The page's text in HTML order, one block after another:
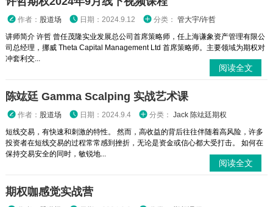
作者： 股道场 日期：2024.9.12 分类： 管大宇/许哲
讲师简介 许哲 曾任茂隆实业发展总公司首席策略师，任上海谦象资产管理有限公
司总经理，挪威 Theta Capital Management Ltd 首席策略师。主要领域为期权对
冲套利交...
阅读全文
陈竑廷 Gamma Scalping 实战艺术课
作者： 股道场 日期：2024.9.4 分类： Jack 陈竑廷期权
短线交易，有快速和刺激的特性。 然而，高收益的背后往往伴随着高风险，许多
投资者在短线交易的过程常常感到挫折，无论是资金或信心都大受打击。 如何在
保持交易安全的同时，敏锐地...
阅读全文
期权咖感觉实战营